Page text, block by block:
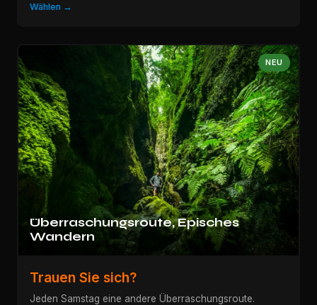
Wählen →
Überraschungsroute, Episches
Wandern
NEU
Trauen Sie sich?
Jeden Samstag eine andere Überraschungsroute.